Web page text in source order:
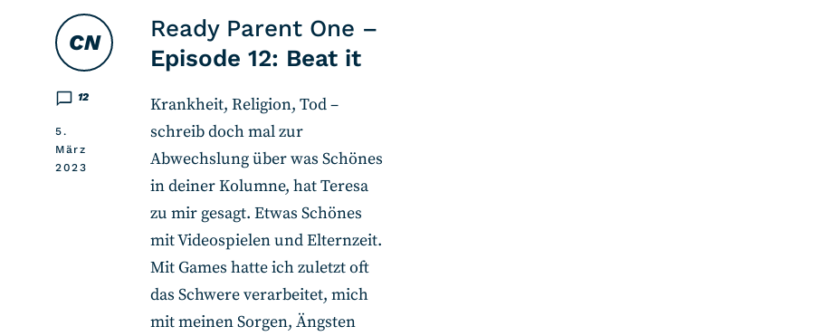
Ready Parent One –
Episode 12: Beat it
CN
12
5.
März
2023
Krankheit, Religion, Tod –
schreib doch mal zur
Abwechslung über was Schönes
in deiner Kolumne, hat Teresa
zu mir gesagt. Etwas Schönes
mit Videospielen und Elternzeit.
Mit Games hatte ich zuletzt oft
das Schwere verarbeitet, mich
mit meinen Sorgen, Ängsten